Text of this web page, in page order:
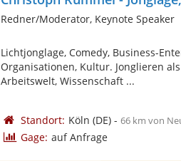
Redner/Moderator, Keynote Speaker
Lichtjonglage, Comedy, Business-
Organisationen, Kultur. Jonglieren
Arbeitswelt, Wissenschaft ...
Standort: Köln (DE)- 66 km von
Gage: auf Anfrage